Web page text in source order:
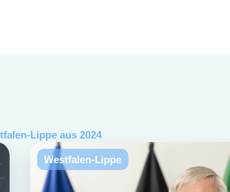
Lippeaus 2024
Westfalen-Lippe